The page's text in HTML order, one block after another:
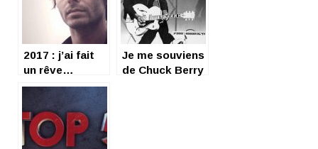
2017 : j’ai fait
un rêve…
Je me souviens
de Chuck Berry